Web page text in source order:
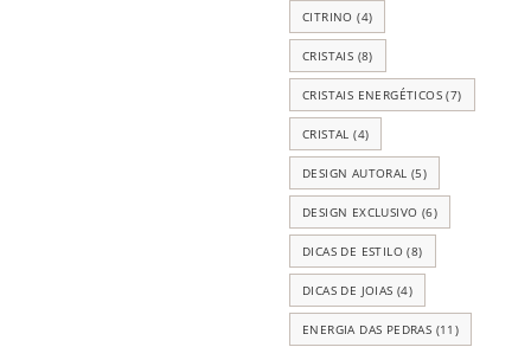
CITRINO (4)
CRISTAIS (8)
CRISTAIS ENERGÉTICOS (7)
CRISTAL (4)
DESIGN AUTORAL (5)
DESIGN EXCLUSIVO (6)
DICAS DE ESTILO (8)
DICAS DE JOIAS (4)
ENERGIA DAS PEDRAS (11)